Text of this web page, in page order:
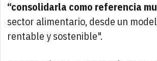
“consolidarla como referencia
sector alimentario, desde un
rentable y sostenible".